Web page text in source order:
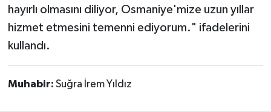
hayırlı olmasını diliyor, Osmaniye'mize uzun yıllar
hizmet etmesini temenni ediyorum." ifadelerini
kullandı.
Muhabir: Suğra İrem Yıldız